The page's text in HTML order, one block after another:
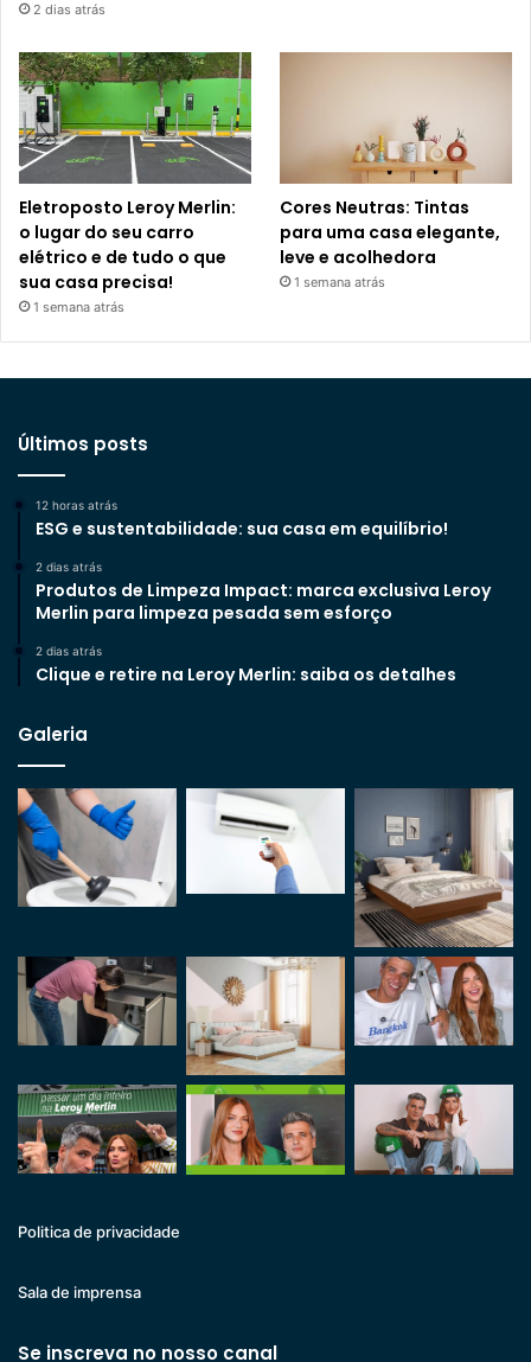
2 dias atrás
Eletroposto Leroy Merlin:
o lugar do seu carro
elétrico e de tudo o que
sua casa precisa!
1 semana atrás
Cores Neutras: Tintas
para uma casa elegante,
leve e acolhedora
1 semana atrás
Últimos posts
12 horas atrás
ESG e sustentabilidade: sua casa em equilíbrio!
2 dias atrás
Produtos de Limpeza Impact: marca exclusiva Leroy
Merlin para limpeza pesada sem esforço
2 dias atrás
Clique e retire na Leroy Merlin: saiba os detalhes
Galeria
Politica de privacidade
Sala de imprensa
Se inscreva no nosso canal